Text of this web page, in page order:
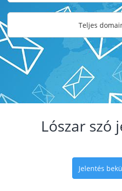
Teljes
Lószar szó
Jelentés